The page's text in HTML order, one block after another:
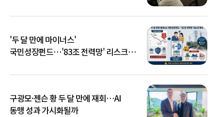
'두 달 만에 마이너스'
국민성장펀드…'83조 전력망' 리스크
구광모·젠슨 황 두 달 만에 재회…AI
동맹 성과 가시화될까